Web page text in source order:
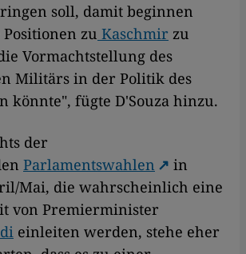
soll, damit beginnen
zu Kaschmir zu
Vormachtstellung des
Militärs in der Politik des
könnte", fügte D'Souza hinzu.
der
Parlamentswahlen
in
Mai, die wahrscheinlich eine
von Premierminister
einleiten werden, stehe eher